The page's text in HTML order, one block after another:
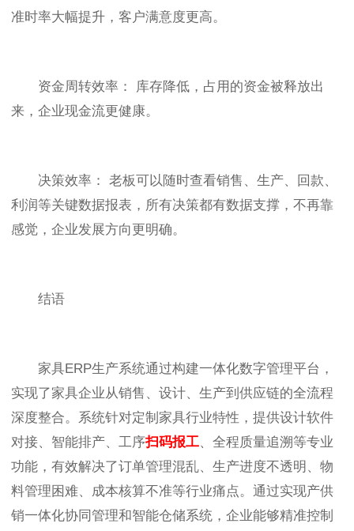
准时率大幅提升，客户满意度更高。
资金周转效率： 库存降低，占用的资金被释放出
来，企业现金流更健康。
决策效率： 老板可以随时查看销售、生产、回款、
利润等关键数据报表，所有决策都有数据支撑，不再靠
感觉，企业发展方向更明确。
结语
家具ERP生产系统通过构建一体化数字管理平台，
实现了家具企业从销售、设计、生产到供应链的全流程
深度整合。系统针对定制家具行业特性，提供设计软件
对接、智能排产、工序扫码报工、全程质量追溯等专业
功能，有效解决了订单管理混乱、生产进度不透明、物
料管理困难、成本核算不准等行业痛点。通过实现产供
销一体化协同管理和智能仓储系统，企业能够精准控制